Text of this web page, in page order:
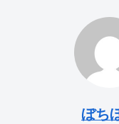
ぼち